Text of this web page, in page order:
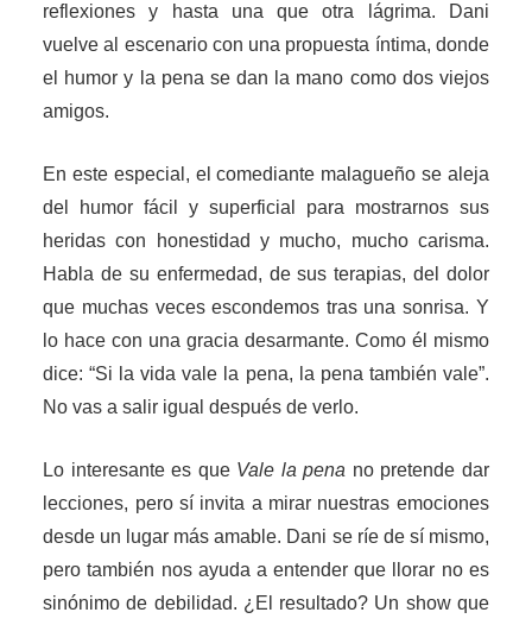
reflexiones y hasta una que otra lágrima. Dani
vuelve al escenario con una propuesta íntima, donde
el humor y la pena se dan la mano como dos viejos
amigos.
En este especial, el comediante malagueño se aleja
del humor fácil y superficial para mostrarnos sus
heridas con honestidad y mucho, mucho carisma.
Habla de su enfermedad, de sus terapias, del dolor
que muchas veces escondemos tras una sonrisa. Y
lo hace con una gracia desarmante. Como él mismo
dice: “Si la vida vale la pena, la pena también vale”.
No vas a salir igual después de verlo.
Lo interesante es que Vale la pena no pretende dar
lecciones, pero sí invita a mirar nuestras emociones
desde un lugar más amable. Dani se ríe de sí mismo,
pero también nos ayuda a entender que llorar no es
sinónimo de debilidad. ¿El resultado? Un show que